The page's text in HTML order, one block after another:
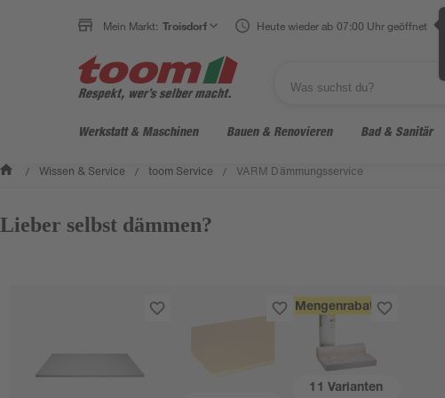
Mein Markt: Troisdorf Heute wieder ab 07:00 Uhr geöffnet
Werkstatt & Maschinen Bauen & Renovieren Bad & Sanitär
/ Wissen & Service / toom Service / VARM Dämmungsservice
Lieber selbst dämmen?
11 Varianten
Mengenrabatt